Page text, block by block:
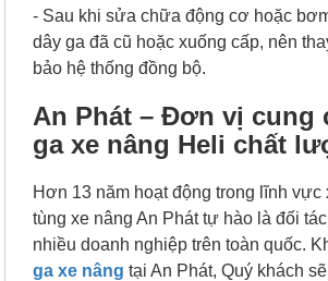
- Sau khi sửa chữa động cơ hoặc
dây ga đã cũ hoặc xuống cấp, nên
bảo hệ thống đồng bộ.
An Phát – Đơn vị cung
ga xe nâng Heli chất
Hơn 13 năm hoạt động trong lĩnh vực
tùng xe nâng An Phát tự hào là đối
nhiều doanh nghiệp trên toàn quốc.
ga xe nâng tại An Phát, Quý khách